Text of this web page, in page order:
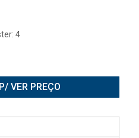
4
VER PREÇO